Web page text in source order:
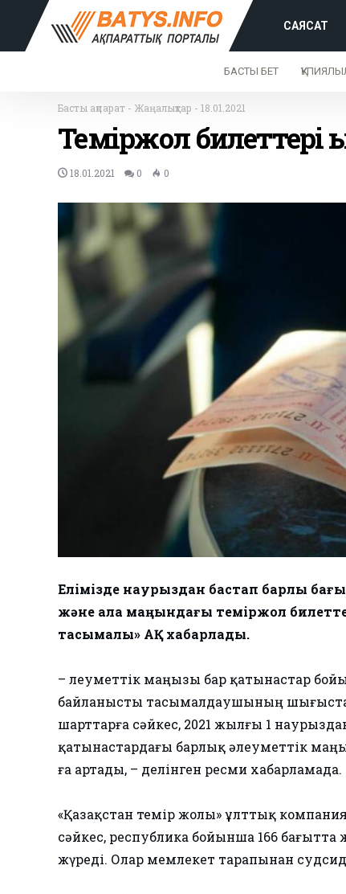
САЯСАТ
БАСТЫ БЕТ
Басты ақпарат - Жаңалықтар - 18.01.2021
Теміржол билеттері
18.01.2021 0 0
Елімізде наурыздан бастап барлық
және қала маңындағы теміржол
тасымалы» АҚ хабарлады.
– Әлеуметтік маңызы бар қатынастар
байланысты тасымалдаушының
шарттарға сәйкес, 2021 жылғы 1
қатынастардағы барлық әлеуметтік
ға артады, – делінген ресми хабарламада.
«Қазақстан темір жолы» ұлттық
сәйкес, республика бойынша 166
жүреді. Олар мемлекет тарапынан